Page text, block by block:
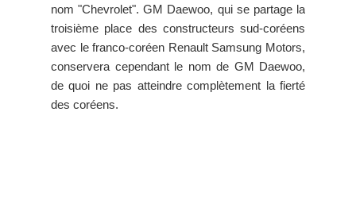
nom "Chevrolet". GM Daewoo, qui se partage la
troisième place des constructeurs sud-coréens
avec le franco-coréen Renault Samsung Motors,
conservera cependant le nom de GM Daewoo,
de quoi ne pas atteindre complètement la fierté
des coréens.